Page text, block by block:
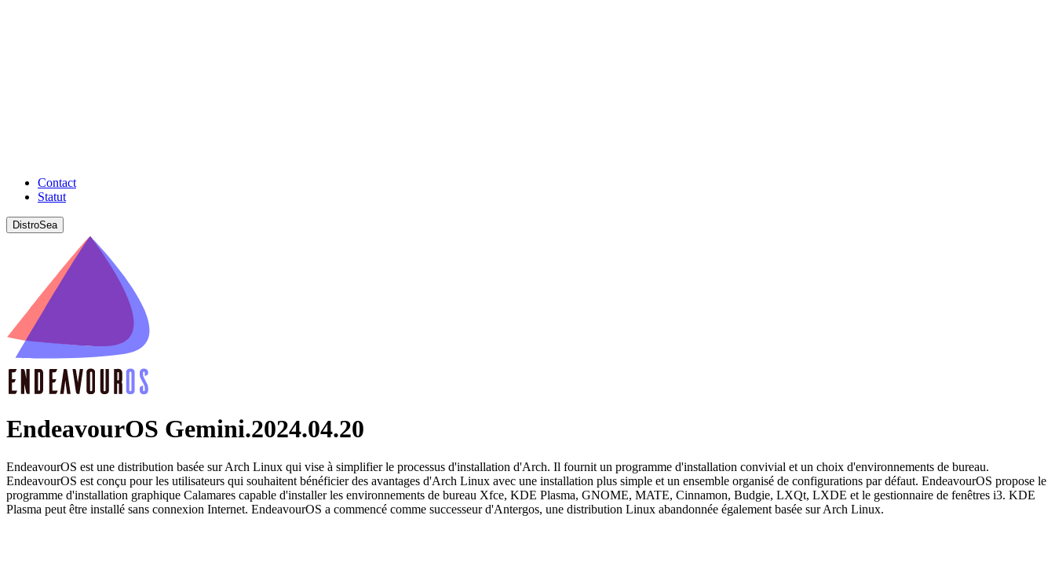
Contact
Statut
DistroSea
EndeavourOS Gemini.2024.04.20
EndeavourOS est une distribution basée sur Arch Linux qui vise à simplifier le processus d'installation d'Arch. Il fournit un programme d'installation convivial et un choix d'environnements de bureau.
EndeavourOS est conçu pour les utilisateurs qui souhaitent bénéficier des avantages d'Arch Linux avec une installation plus simple et un ensemble organisé de configurations par défaut. EndeavourOS propose le
programme d'installation graphique Calamares capable d'installer les environnements de bureau Xfce, KDE Plasma, GNOME, MATE, Cinnamon, Budgie, LXQt, LXDE et le gestionnaire de fenêtres i3. KDE
Plasma peut être installé sans connexion Internet. EndeavourOS a commencé comme successeur d'Antergos, une distribution Linux abandonnée également basée sur Arch Linux.